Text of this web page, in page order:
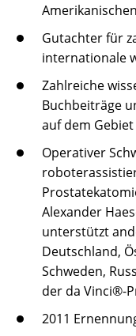
Gutachter für
internationale
Zahlreiche
Buchbeiträge
auf dem
Operativer
Alexander
unterstützt
Deutschland,
Schweden,
der da Vinci®-
2011